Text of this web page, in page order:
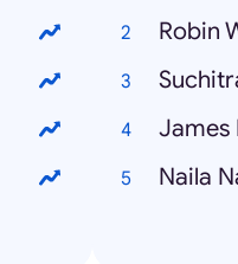
Robin
James
Naila